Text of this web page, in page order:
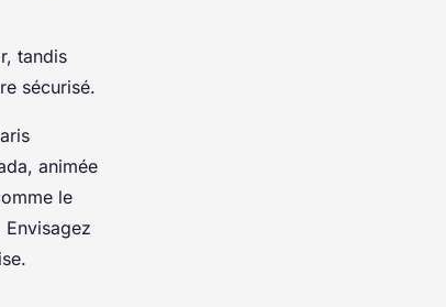
tandis
sécurisé.
animée
le